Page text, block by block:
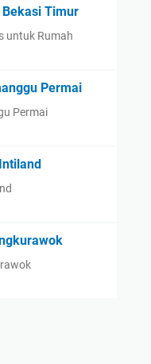
Timur
untuk Rumah
Permai
Permai